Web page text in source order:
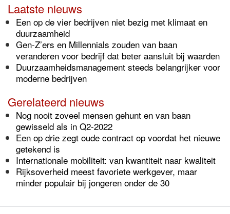
Laatste nieuws
Een op de vier bedrijven niet bezig met klimaat en
duurzaamheid
Gen-Z’ers en Millennials zouden van baan
veranderen voor bedrijf dat beter aansluit bij waarden
Duurzaamheidsmanagement steeds belangrijker voor
moderne bedrijven
Gerelateerd nieuws
Nog nooit zoveel mensen gehunt en van baan
gewisseld als in Q2-2022
Een op drie zegt oude contract op voordat het nieuwe
getekend is
Internationale mobiliteit: van kwantiteit naar kwaliteit
Rijksoverheid meest favoriete werkgever, maar
minder populair bij jongeren onder de 30